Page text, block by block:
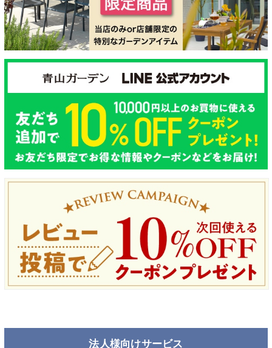
法人様向けサービス